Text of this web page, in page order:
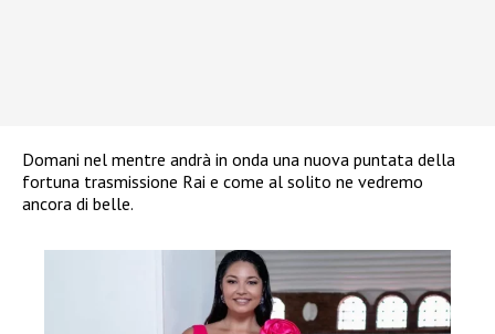
Domani nel mentre andrà in onda una nuova puntata della
fortuna trasmissione Rai e come al solito ne vedremo
ancora di belle.